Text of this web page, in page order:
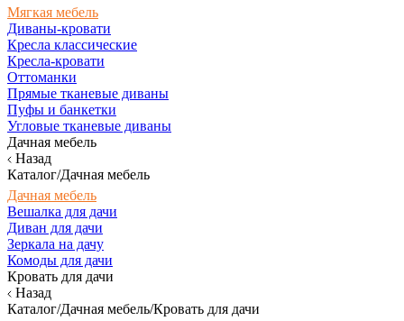
Мягкая мебель
Диваны-кровати
Кресла классические
Кресла-кровати
Оттоманки
Прямые тканевые диваны
Пуфы и банкетки
Угловые тканевые диваны
Дачная мебель
Назад
Каталог/Дачная мебель
Дачная мебель
Вешалка для дачи
Диван для дачи
Зеркала на дачу
Комоды для дачи
Кровать для дачи
Назад
Каталог/Дачная мебель/Кровать для дачи